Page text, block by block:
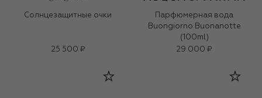
Солнцезащитные очки
25 500 ₽
Парфюмерная вода
Buongiorno Buonanotte
(100ml)
29 000 ₽